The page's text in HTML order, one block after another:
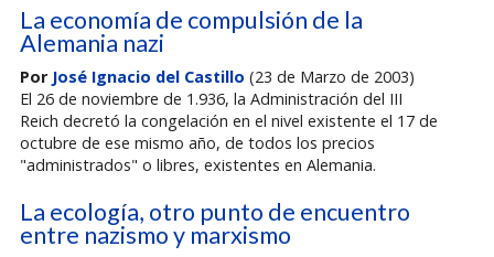
La economía de compulsión de la
Alemania nazi
Por José Ignacio del Castillo (23 de Marzo de 2003)
El 26 de noviembre de 1.936, la Administración del III
Reich decretó la congelación en el nivel existente el 17 de
octubre de ese mismo año, de todos los precios
"administrados" o libres, existentes en Alemania.
La ecología, otro punto de encuentro
entre nazismo y marxismo